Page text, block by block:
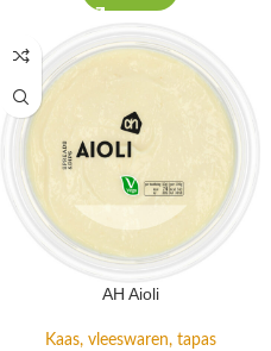
AH Aioli
Kaas, vleeswaren, tapas